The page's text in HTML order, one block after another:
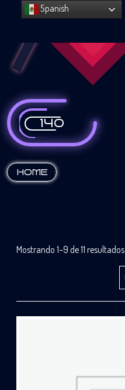
140
HOME :
Mostrando 1–9 de 11 resultados
Spanish